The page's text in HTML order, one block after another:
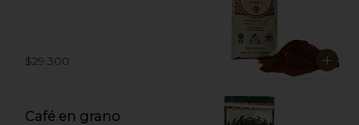
$29.300
Café en grano